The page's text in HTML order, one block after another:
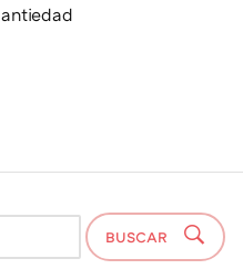
antiedad
BUSCAR